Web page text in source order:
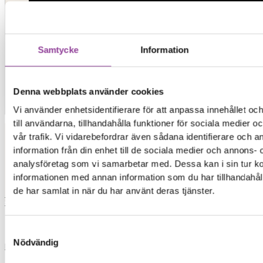
Samtycke Information
Denna webbplats använder cookies
Vi använder enhetsidentifierare för att anpassa innehållet
till användarna, tillhandahålla funktioner för sociala medier
vår trafik. Vi vidarebefordrar även sådana identifierare och
information från din enhet till de sociala medier och annons-
analysföretag som vi samarbetar med. Dessa kan i sin tur
informationen med annan information som du har
de har samlat in när du har använt deras tjänster.
Nödvändig
Kontakt
Elon Ljud & Bild
0,00 kr0Varukorg
Reparationer